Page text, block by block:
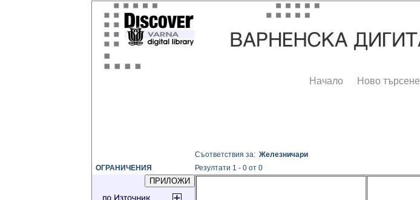
Начало Ново търсене
ОГРАНИЧЕНИЯ
Съответствия за: Железничари
Резултати 1 - 0 от 0